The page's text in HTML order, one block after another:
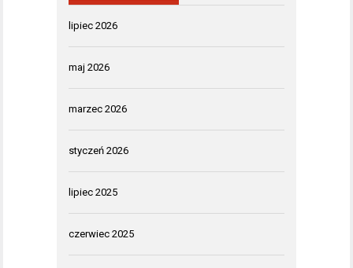
lipiec 2026
maj 2026
marzec 2026
styczeń 2026
lipiec 2025
czerwiec 2025